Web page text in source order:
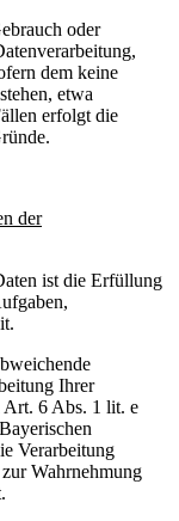
oder
dem keine
etwa
erfolgt die
der
ist die Erfüllung
Ihrer
Art. 6 Abs. 1 lit. e
Verarbeitung
Wahrnehmung